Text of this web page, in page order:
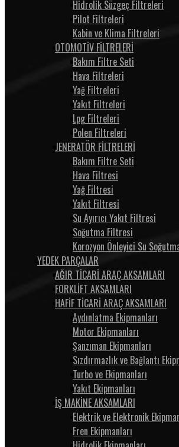
Hidrolik Süzgeç Filtreleri
Pilot Filtreleri
Kabin ve Klima Filtreleri
OTOMOTİV FİLTRELERİ
Bakım Filtre Seti
Hava Filtreleri
Yağ Filtreleri
Yakıt Filtreleri
Lpg Filtreleri
Polen Filtreleri
JENERATÖR FİLTRELERİ
Bakım Filtre Seti
Hava Filtresi
Yağ Filtresi
Yakıt Filtresi
Su Ayırıcı Yakıt Filtresi
Soğutma Filtresi
Korozyon Önleyici Su
YEDEK PARÇALAR
AĞIR TİCARİ ARAÇ AKSAMLARI
FORKLİFT AKSAMLARI
HAFİF TİCARİ ARAÇ AKSAMLARI
Aydınlatma Ekipmanları
Motor Ekipmanları
Şanzıman Ekipmanları
Sızdırmazlık ve Bağlantı
Turbo ve Ekipmanları
Yakıt Ekipmanları
İŞ MAKİNE AKSAMLARI
Elektrik ve Elektronik
Fren Ekipmanları